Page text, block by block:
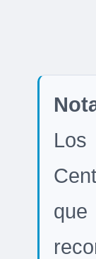
Los